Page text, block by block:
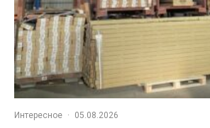
Интересное · 05.08.2026